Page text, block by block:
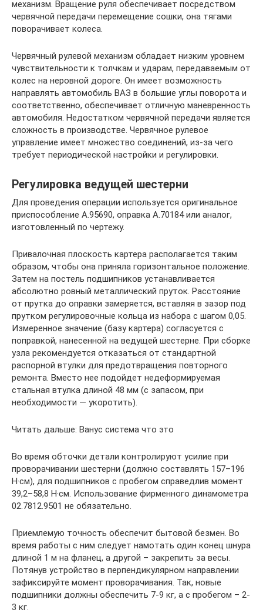
механизм. Вращение руля обеспечивает посредством
червячной передачи перемещение сошки, она тягами
поворачивает колеса.
Червячный рулевой механизм обладает низким уровнем
чувствительности к толчкам и ударам, передаваемым от
колес на неровной дороге. Он имеет возможность
направлять автомобиль ВАЗ в большие углы поворота и
соответственно, обеспечивает отличную маневренность
автомобиля. Недостатком червячной передачи является
сложность в производстве. Червячное рулевое
управление имеет множество соединений, из-за чего
требует периодической настройки и регулировки.
Регулировка ведущей шестерни
Для проведения операции используется оригинальное
приспособление А.95690, оправка А.70184 или аналог,
изготовленный по чертежу.
Привалочная плоскость картера располагается таким
образом, чтобы она приняла горизонтальное положение.
Затем на постель подшипников устанавливается
абсолютно ровный металлический пруток. Расстояние
от прутка до оправки замеряется, вставляя в зазор под
прутком регулировочные кольца из набора с шагом 0,05.
Измеренное значение (базу картера) согласуется с
поправкой, нанесенной на ведущей шестерне. При сборке
узла рекомендуется отказаться от стандартной
распорной втулки для предотвращения повторного
ремонта. Вместо нее подойдет недеформируемая
стальная втулка длиной 48 мм (с запасом, при
необходимости — укоротить).
Читать дальше: Ванус система что это
Во время обточки детали контролируют усилие при
проворачивании шестерни (должно составлять 157–196
Н·см), для подшипников с пробегом справедлив момент
39,2–58,8 Н·см. Использование фирменного динамометра
02.7812.9501 не обязательно.
Приемлемую точность обеспечит бытовой безмен. Во
время работы с ним следует намотать один конец шнура
длиной 1 м на фланец, а другой – закрепить за весы.
Потянув устройство в перпендикулярном направлении
зафиксируйте момент проворачивания. Так, новые
подшипники должны обеспечить 7-9 кг, а с пробегом – 2-
3 кг.